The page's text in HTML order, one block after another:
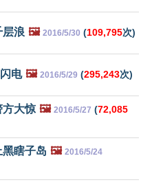
层浪 🖼️ 2016/5/30 (109,795次)
电 🖼️ 2016/5/29 (295,243次)
方大惊 🖼️ 2016/5/27 (72,085
瞎子岛 🖼️ 2016/5/24